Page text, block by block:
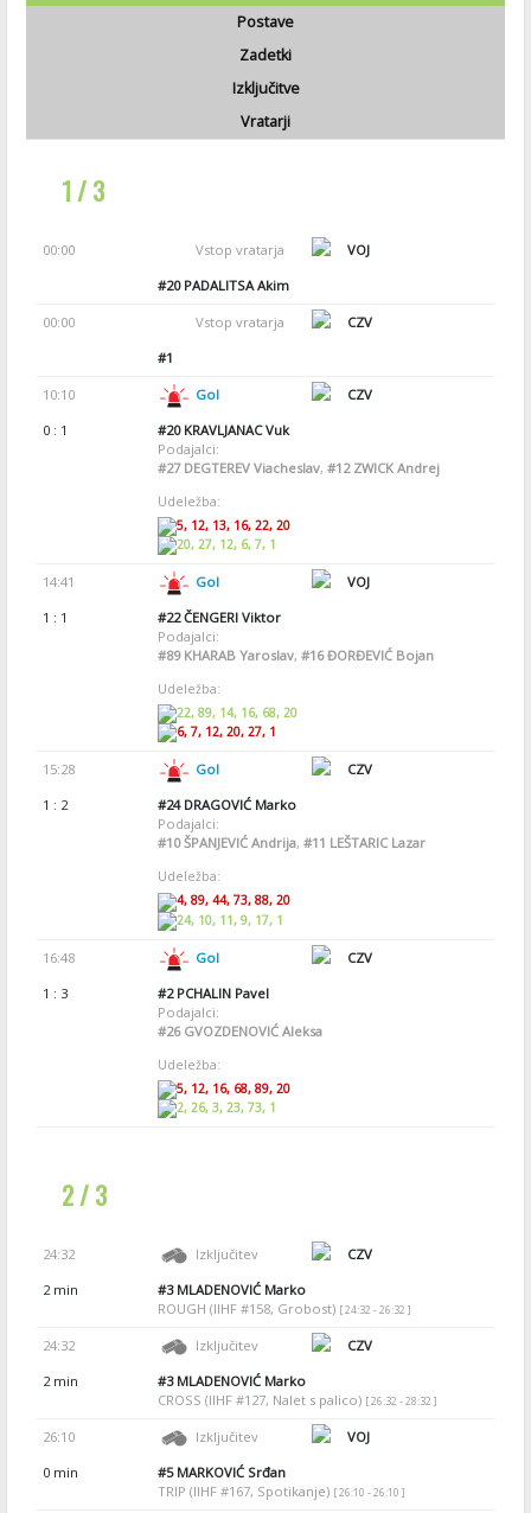
Postave
Zadetki
Izključitve
Vratarji
1 / 3
00:00 Vstop vratarja
VOJ
#20PADALITSA Akim
00:00 Vstop vratarja
CZV
#1
10:10 Gol
CZV
0 : 1
#20KRAVLJANAC Vuk
Podajalci:
#27DEGTEREV Viacheslav, #12ZWICK Andrej
Udeležba:
5, 12, 13, 16, 22, 20
20, 27, 12, 6, 7, 1
14:41 Gol
VOJ
1 : 1
#22ČENGERI Viktor
Podajalci:
#89KHARAB Yaroslav, #16ĐORĐEVIĆ Bojan
Udeležba:
22, 89, 14, 16, 68, 20
6, 7, 12, 20, 27, 1
15:28 Gol
CZV
1 : 2
#24DRAGOVIĆ Marko
Podajalci:
#10ŠPANJEVIĆ Andrija, #11 LEŠTARIC Lazar
Udeležba:
4, 89, 44, 73, 88, 20
24, 10, 11, 9, 17, 1
16:48 Gol
CZV
1 : 3
#2PCHALIN Pavel
Podajalci:
#26GVOZDENOVIĆ Aleksa
Udeležba:
5, 12, 16, 68, 89, 20
2, 26, 3, 23, 73, 1
2 / 3
24:32 Izključitev
CZV
2 min
#3MLADENOVIĆ Marko
ROUGH (IIHF #158, Grobost) [ 24:32 - 26:32 ]
24:32 Izključitev
CZV
2 min
#3MLADENOVIĆ Marko
CROSS (IIHF #127, Nalet s palico) [ 26:32 - 28:32 ]
26:10 Izključitev
VOJ
0 min
#5MARKOVIĆ Srđan
TRIP (IIHF #167, Spotikanje) [ 26:10 - 26:10 ]